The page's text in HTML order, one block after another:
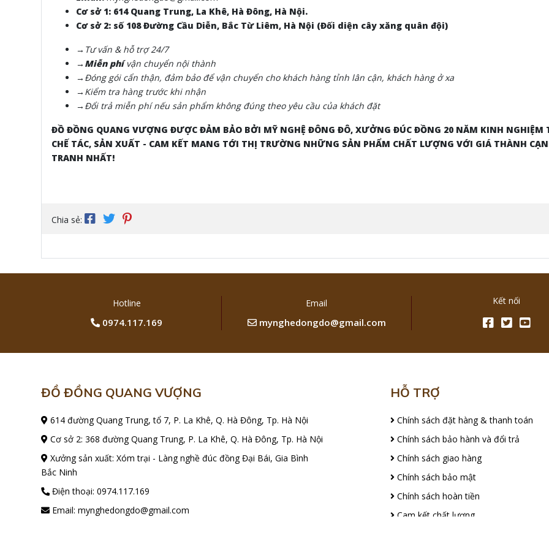
Cơ sở 1: 614 Quang Trung, La Khê, Hà Đông, Hà Nội.
Cơ sở 2: số 108 Đường Cầu Diễn, Bắc Từ Liêm, Hà Nội (Đối diện cây xăng quân đội)
→Tư vấn & hỗ trợ 24/7
→Miễn phívận chuyển nội thành
→Đóng gói cẩn thận, đảm bảo để vận chuyển cho khách hàng tỉnh lân cận, khách hàng ở xa
→Kiểm tra hàng trước khi nhận
→Đổi trả miễn phí nếu sản phẩm không đúng theo yêu cầu của khách đặt
ĐỒ ĐỒNG QUANG VƯỢNG ĐƯỢC ĐẢM BẢO BỞI MỸ NGHỆ ĐÔNG ĐÔ, XƯỞNG ĐÚC ĐỒNG 20 NĂM KINH NGHIỆM
CHẾ TÁC, SẢN XUẤT - CAM KẾT MANG TỚI THỊ TRƯỜNG NHỮNG SẢN PHẨM CHẤT LƯỢNG VỚI GIÁ THÀNH
TRANH NHẤT!
Chia sẻ:
Hotline
0974.117.169
Email
mynghedongdo@gmail.com
Kết nối
ĐỒ ĐỒNG QUANG VƯỢNG
614 đường Quang Trung, tổ 7, P. La Khê, Q. Hà Đông, Tp. Hà Nội
Cơ sở 2: 368 đường Quang Trung, P. La Khê, Q. Hà Đông, Tp. Hà Nội
Xưởng sản xuất: Xóm trại - Làng nghề đúc đồng Đại Bái, Gia Bình
Bắc Ninh
Điện thoại: 0974.117.169
Email: mynghedongdo@gmail.com
HỖ TRỢ
Chính sách đặt hàng & thanh toán
Chính sách bảo hành và đổi trả
Chính sách giao hàng
Chính sách bảo mật
Chính sách hoàn tiền
Cam kết chất lượng